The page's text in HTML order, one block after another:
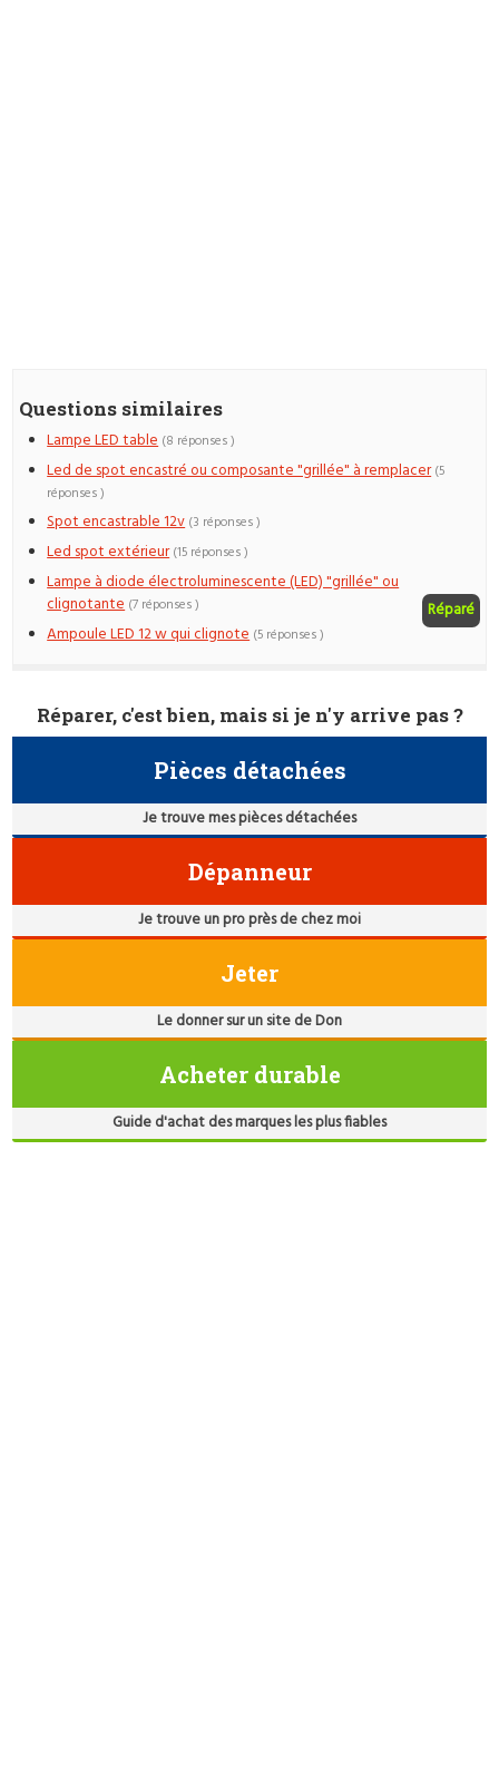
Questions similaires
Lampe LED table (8 réponses )
Led de spot encastré ou composante "grillée" à remplacer (5
réponses )
Spot encastrable 12v (3 réponses )
Led spot extérieur (15 réponses )
Lampe à diode électroluminescente (LED) "grillée" ou
clignotante
Réparé
(7 réponses )
Ampoule LED 12 w qui clignote (5 réponses )
Réparer, c'est bien, mais si je n'y arrive pas ?
Pièces détachées
Je trouve mes pièces détachées
Dépanneur
Je trouve un pro près de chez moi
Jeter
Le donner sur un site de Don
Acheter durable
Guide d'achat des marques les plus fiables